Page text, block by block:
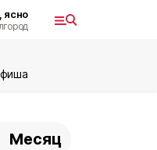
ясно
Месяц